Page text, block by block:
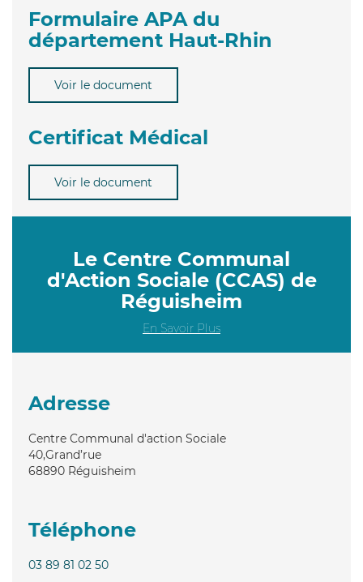
Formulaire APA du
département Haut-Rhin
Voir le document
Certificat Médical
Voir le document
Le Centre Communal
d'Action Sociale (CCAS) de
Réguisheim
En Savoir Plus
Adresse
Centre Communal d'action Sociale
40,Grand’rue
68890 Réguisheim
Téléphone
03 89 81 02 50